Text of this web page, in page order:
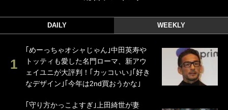
DAILY WEEKLY
｢めーっちゃオシャじゃん｣中田英寿や
トッティも愛した名門ローマ、新アウ
ェイユニが大評判！｢カッコいい｣｢好き
なデザイン｣｢今年は2nd買おうかな｣
｢守り方かっこよすぎ｣上田綺世が妻